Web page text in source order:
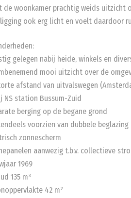
de woonkamer prachtig weids uitzicht
ook erg licht en voelt daardoor
gelegen nabij heide, winkels en
mooi uitzicht over de
afstand van uitvalswegen
NS station Bussum-Zuid
berging op de begane grond
voorzien van dubbele beglazing
zonnescherm
aanwezig t.b.v. collectieve
1969
135 m³
42 m²